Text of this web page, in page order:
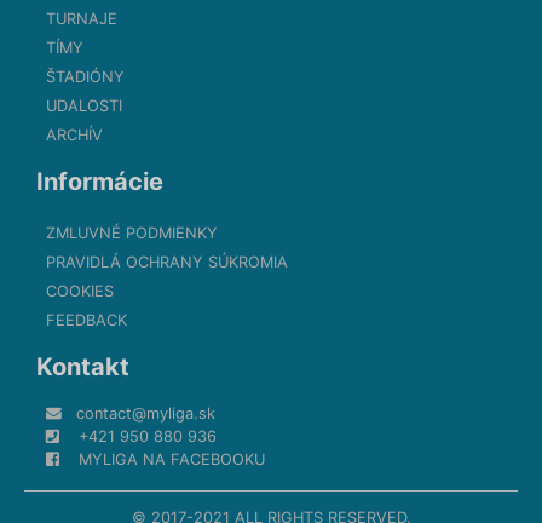
TURNAJE
TÍMY
ŠTADIÓNY
UDALOSTI
ARCHÍV
Informácie
ZMLUVNÉ PODMIENKY
PRAVIDLÁ OCHRANY SÚKROMIA
COOKIES
FEEDBACK
Kontakt
contact@myliga.sk
+421 950 880 936
MYLIGA NA FACEBOOKU
© 2017-2021 ALL RIGHTS RESERVED.